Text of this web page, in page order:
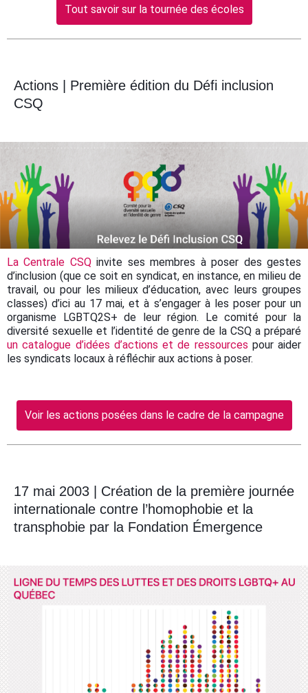
Tout savoir sur la tournée des écoles
Actions | Première édition du Défi inclusion
CSQ
La Centrale CSQinvite ses membres à poser des gestes
d’inclusion (que ce soit en syndicat, en instance, en milieu de
travail, ou pour les milieux d’éducation, avec leurs groupes
classes) d’ici au 17 mai, et à s’engager à les poser pour un
organisme LGBTQ2S+ de leur région. Le comité pour la
diversité sexuelle et l’identité de genre de la CSQ a préparé
un catalogue d’idées d’actions et de ressources pour aider
les syndicats locaux à réfléchir aux actions à poser.
Voir les actions posées dans le cadre de la campagne
17 mai 2003 | Création de la première journée
internationale contre l’homophobie et la
transphobie par la Fondation Émergence